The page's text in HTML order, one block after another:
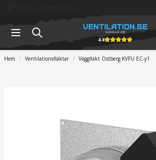
4.8
Hem Ventilationsfläktar Väggfläkt Östberg KVFU EC-y1